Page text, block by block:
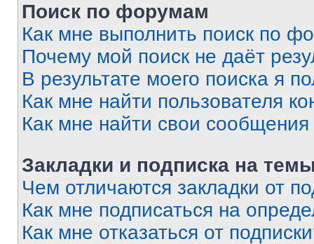
Поиск по форумам
Как мне выполнить поиск по
Почему мой поиск не даёт
В результате моего поиска я
Как мне найти пользователя
Как мне найти свои
Закладки и подписка на
Чем отличаются закладки от
Как мне подписаться на
Как мне отказаться от